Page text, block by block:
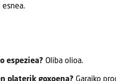
esnea.
espeziea? Oliba olioa.
platerik goxoena? Garaiko